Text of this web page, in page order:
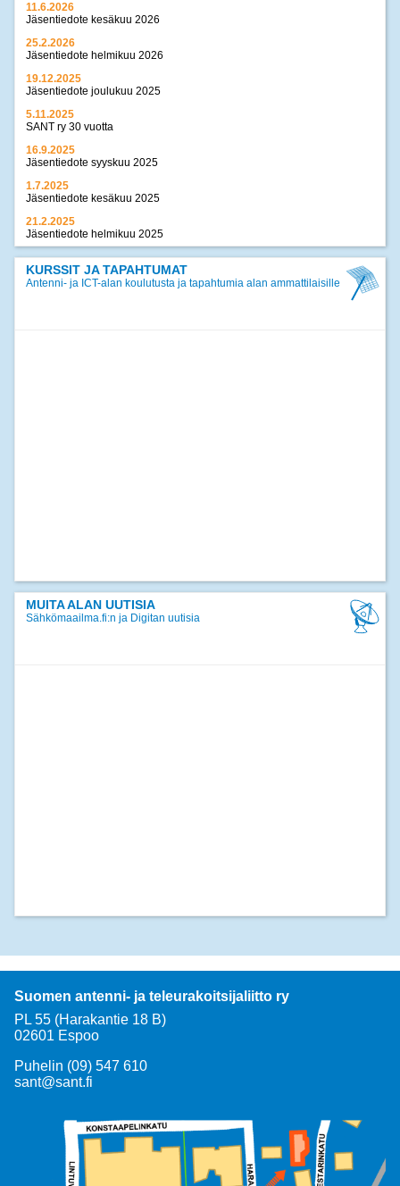
11.6.2026
Jäsentiedote kesäkuu 2026
25.2.2026
Jäsentiedote helmikuu 2026
19.12.2025
Jäsentiedote joulukuu 2025
5.11.2025
SANT ry 30 vuotta
16.9.2025
Jäsentiedote syyskuu 2025
1.7.2025
Jäsentiedote kesäkuu 2025
21.2.2025
Jäsentiedote helmikuu 2025
17.12.2024
Jäsentiedote joulukuu 2024
KURSSIT JA TAPAHTUMAT
Antenni- ja ICT-alan koulutusta ja tapahtumia alan ammattilaisille
MUITA ALAN UUTISIA
Sähkömaailma.fi:n ja Digitan uutisia
Suomen antenni- ja teleurakoitsijaliitto ry
PL 55 (Harakantie 18 B)
02601 Espoo
Puhelin (09) 547 610
sant@sant.fi